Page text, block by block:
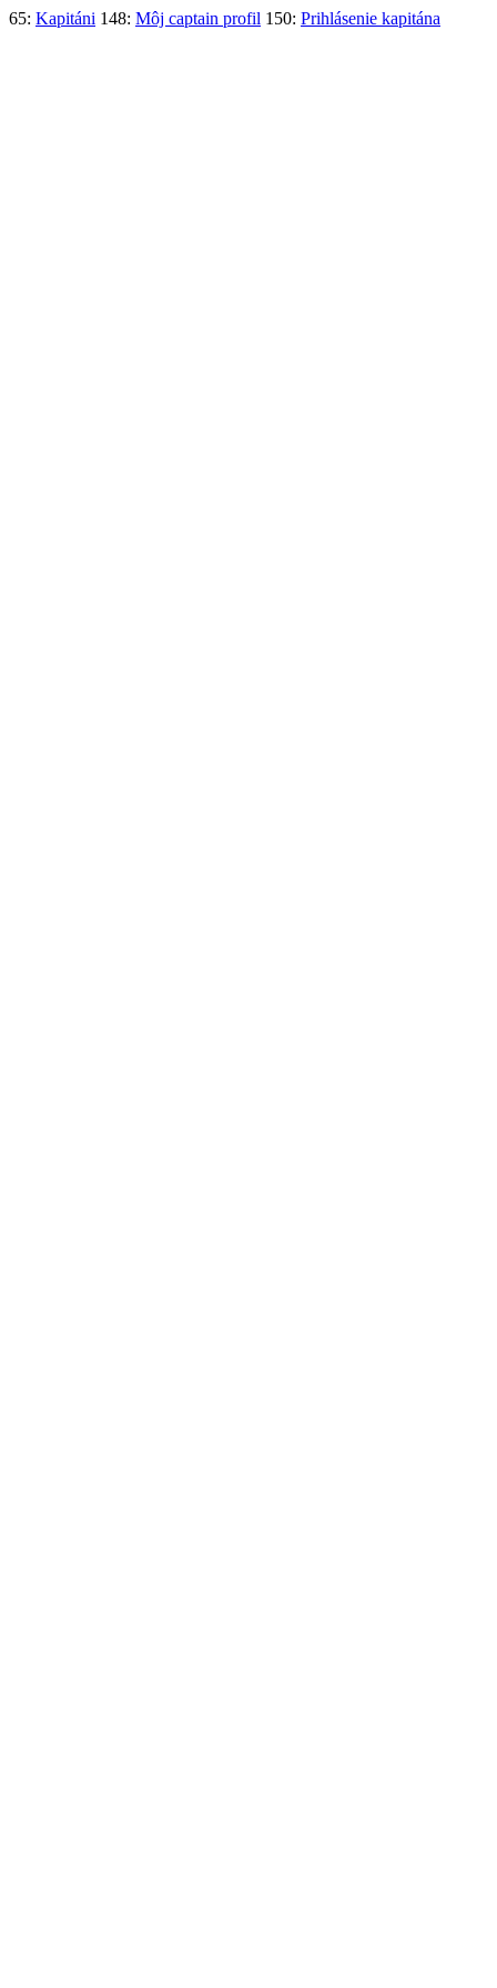
65: Kapitáni 148: Môj captain profil 150: Prihlásenie kapitána